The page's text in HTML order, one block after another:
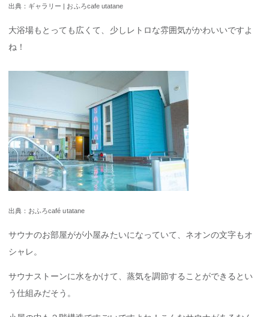
出典：ギャラリー | おふろcafe utatane
大浴場もとっても広くて、少しレトロな雰囲気がかわいいですよ
ね！
出典：おふろcafé utatane
サウナのお部屋がが小屋みたいになっていて、ネオンの文字もオ
シャレ。
サウナストーンに水をかけて、蒸気を調節することができるとい
う仕組みだそう。